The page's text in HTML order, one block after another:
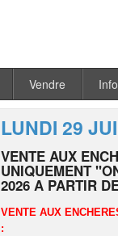
Vendre
LUNDI 29
VENTE AUX
UNIQUEMENT
2026 A PARTIR
VENTE AUX
: